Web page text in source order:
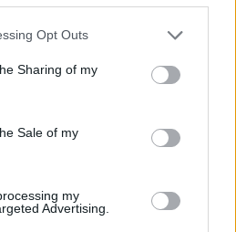
app uses one or more Google
behaviour. You may click to
and its third-party tags to
purposes in below Google
Opt Outs
Sharing of my
Sale of my
my
Advertising.
ΔΙΑΒΑΣΤΕ ΑΚΟΜΑ